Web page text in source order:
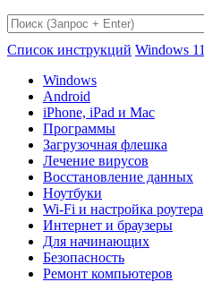
Список инструкций Windows 11
Windows
Android
iPhone, iPad и Mac
Программы
Загрузочная флешка
Лечение вирусов
Восстановление данных
Ноутбуки
Wi-Fi и настройка роутера
Интернет и браузеры
Для начинающих
Безопасность
Ремонт компьютеров